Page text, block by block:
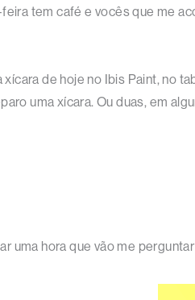
tem café e vocês que me
xícara de hoje no Ibis Paint, no
uma xícara. Ou duas, em
uma hora que vão me